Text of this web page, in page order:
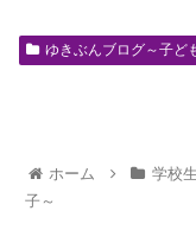
ゆきぶんブログ～子ど
ホーム 学校
子～